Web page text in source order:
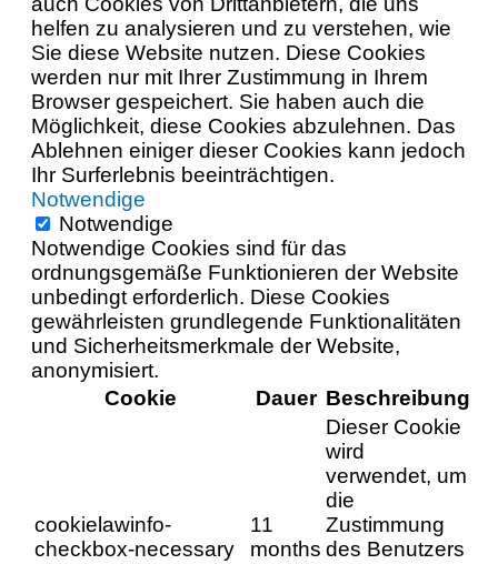
helfen zu analysieren und zu verstehen, wie
Sie diese Website nutzen. Diese Cookies
werden nur mit Ihrer Zustimmung in Ihrem
Browser gespeichert. Sie haben auch die
Möglichkeit, diese Cookies abzulehnen. Das
Ablehnen einiger dieser Cookies kann jedoch
Ihr Surferlebnis beeinträchtigen.
Notwendige
Notwendige
Notwendige Cookies sind für das
ordnungsgemäße Funktionieren der Website
unbedingt erforderlich. Diese Cookies
gewährleisten grundlegende Funktionalitäten
und Sicherheitsmerkmale der Website,
anonymisiert.
Cookie
Dauer Beschreibung
cookielawinfo-
checkbox-necessary
11
months
Dieser Cookie
wird
verwendet, um
die
Zustimmung
des Benutzers